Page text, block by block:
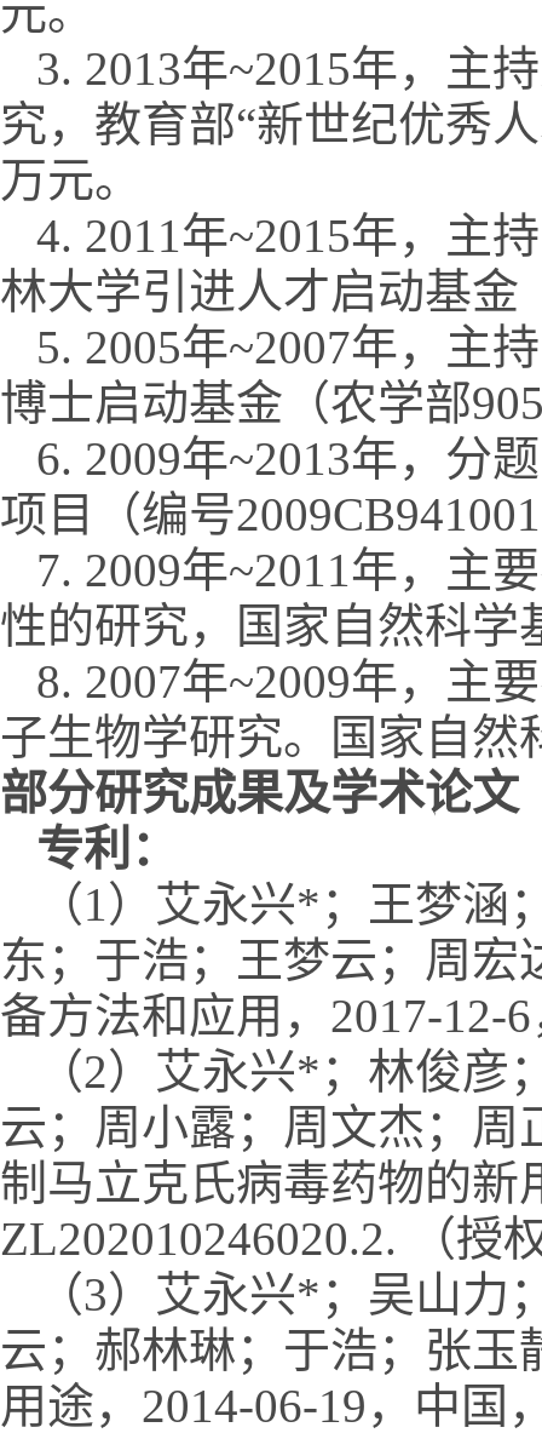
元。
3. 2013年~2015年，主
究，教育部“新世纪优秀
万元。
4. 2011年~2015年，主
林大学引进人才启动基金
5. 2005年~2007年，主
博士启动基金（农学部
6. 2009年~2013年，分
项目（编号
7. 2009年~2011年，主
性的研究，国家自然科学
8. 2007年~2009年，主
子生物学研究。国家自然
部分研究成果及学术论文
专利：
（1）艾永兴*；王梦
东；于浩；王梦云；周宏
备方法和应用，2017-12-
（2）艾永兴*；林俊
云；周小露；周文杰；周
制马立克氏病毒药物的新
ZL202010246020.2. （授
（3）艾永兴*；吴山
云；郝林琳；于浩；张玉
用途，2014-06-19，中国